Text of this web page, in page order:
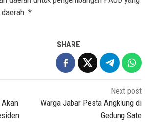
daerah. *
SHARE
Akan
Next post
Warga Jabar Pesta Angklung di
Gedung Sate